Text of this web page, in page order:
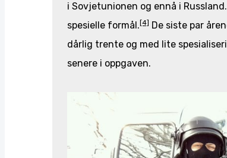
i Sovjetunionen og ennå i
spesielle formål. [4] De siste par
dårlig trente og med lite
senere i oppgaven.